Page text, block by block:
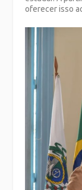
oferecer isso